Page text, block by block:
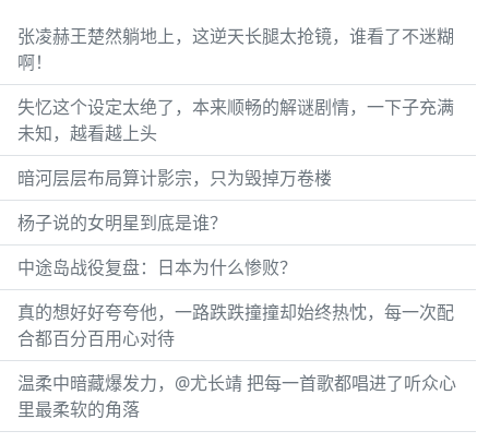
张凌赫王楚然躺地上，这逆天长腿太抢镜，谁看了不迷糊
啊！
失忆这个设定太绝了，本来顺畅的解谜剧情，一下子充满
未知，越看越上头
暗河层层布局算计影宗，只为毁掉万卷楼
杨子说的女明星到底是谁？
中途岛战役复盘：日本为什么惨败？
真的想好好夸夸他，一路跌跌撞撞却始终热忱，每一次配
合都百分百用心对待
温柔中暗藏爆发力，@尤长靖 把每一首歌都唱进了听众心
里最柔软的角落